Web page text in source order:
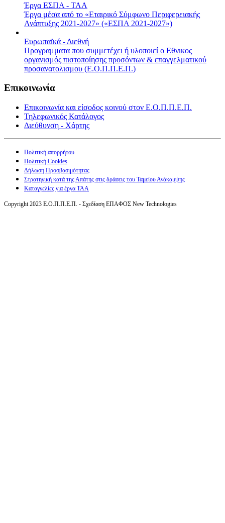
Έργα ΕΣΠΑ - ΤΑΑ
Έργα μέσα από το «Εταιρικό Σύμφωνο Περιφερειακής
Ανάπτυξης 2021-2027» («ΕΣΠΑ 2021-2027»)
Ευρωπαϊκά - Διεθνή
Προγραμματα που συμμετέχει ή υλοποιεί ο Εθνικος
οργανισμός πιστοποίησης προσόντων & επαγγελματικού
προσανατολισμου (Ε.Ο.Π.Π.Ε.Π.)
Επικοινωνία
Επικοινωνία και είσοδος κοινού στον Ε.Ο.Π.Π.Ε.Π.
Τηλεφωνικός Κατάλογος
Διεύθυνση - Χάρτης
Πολιτική απορρήτου
Πολιτική Cookies
Δήλωση Προσβασιμότητας
Στρατηγική κατά της Απάτης στις δράσεις του Ταμείου Ανάκαμψης
Καταγγελίες για έργα ΤΑΑ
Copyright 2023 Ε.Ο.Π.Π.Ε.Π. - Σχεδίαση ΕΠΑΦΟΣ New Technologies